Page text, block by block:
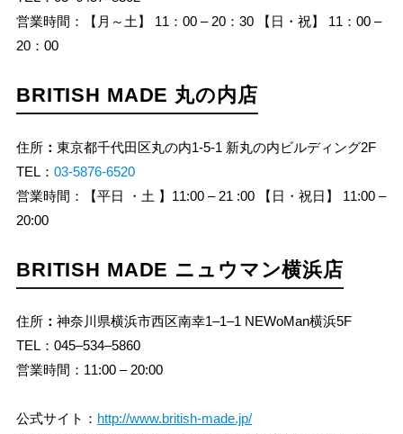
営業時間：【月～土】 11：00 ‒ 20：30 【日・祝】 11：00 ‒
20：00
BRITISH MADE 丸の内店
住所： 東京都千代田区丸の内1-5-1 新丸の内ビルディング2F
TEL： 03-5876-6520
営業時間：【平日 ・土 】11:00 – 21 :00 【日・祝日】 11:00 –
20:00
BRITISH MADE ニュウマン横浜店
住所： 神奈川県横浜市西区南幸1–1–1 NEWoMan横浜5F
TEL：045–534–5860
営業時間：11:00 – 20:00
公式サイト： http://www.british-made.jp/